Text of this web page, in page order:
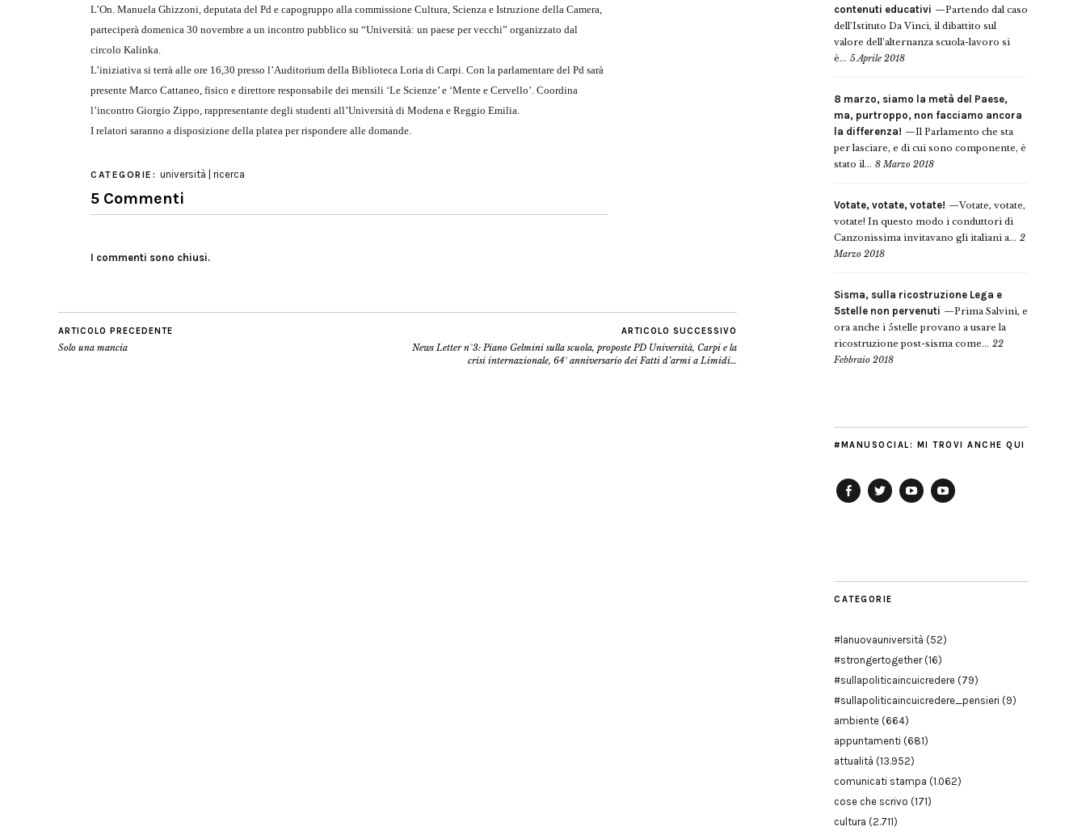
L’On. Manuela Ghizzoni, deputata del Pd e capogruppo alla commissione Cultura, Scienza e Istruzione della Camera,
parteciperà domenica 30 novembre a un incontro pubblico su “Università: un paese per vecchi” organizzato dal
circolo Kalinka.
L’iniziativa si terrà alle ore 16,30 presso l’Auditorium della Biblioteca Loria di Carpi. Con la parlamentare del Pd sarà
presente Marco Cattaneo, fisico e direttore responsabile dei mensili ‘Le Scienze’ e ‘Mente e Cervello’. Coordina
l’incontro Giorgio Zippo, rappresentante degli studenti all’Università di Modena e Reggio Emilia.
I relatori saranno a disposizione della platea per rispondere alle domande.
CATEGORIE: università | ricerca
5 Commenti
I commenti sono chiusi.
ARTICOLO PRECEDENTE
Solo una mancia
ARTICOLO SUCCESSIVO
News Letter n°3: Piano Gelmini sulla scuola, proposte PD Università, Carpi e la
crisi internazionale, 64° anniversario dei Fatti d’armi a Limidi…
contenuti educativi
Partendo dal caso
dell’Istituto Da Vinci, il dibattito sul
valore dell’alternanza scuola-lavoro si
è... 5 Aprile 2018
8 marzo, siamo la metà del Paese,
ma, purtroppo, non facciamo ancora
la differenza!
Il Parlamento che sta
per lasciare, e di cui sono componente, è
stato il... 8 Marzo 2018
Votate, votate, votate!
Votate, votate,
votate! In questo modo i conduttori di
Canzonissima invitavano gli italiani a... 2
Marzo 2018
Sisma, sulla ricostruzione Lega e
5stelle non pervenuti
Prima Salvini, e
ora anche i 5stelle provano a usare la
ricostruzione post-sisma come... 22
Febbraio 2018
#MANUSOCIAL: MI TROVI ANCHE QUI
CATEGORIE
#lanuovauniversità (52)
#strongertogether(16)
#sullapoliticaincuicredere (79)
#sullapoliticaincuicredere_pensieri (9)
ambiente (664)
appuntamenti (681)
attualità (13.952)
comunicati stampa (1.062)
cose che scrivo (171)
cultura (2.711)